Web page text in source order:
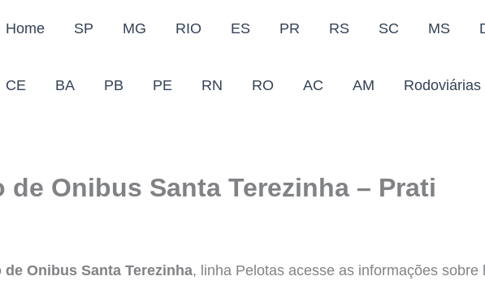
Home SP MG RIO ES PR RS SC MS
CE BA PB PE RN RO AC AM Rodoviárias
de Onibus Santa Terezinha – Prati
de Onibus Santa Terezinha, linha Pelotas acesse as informações